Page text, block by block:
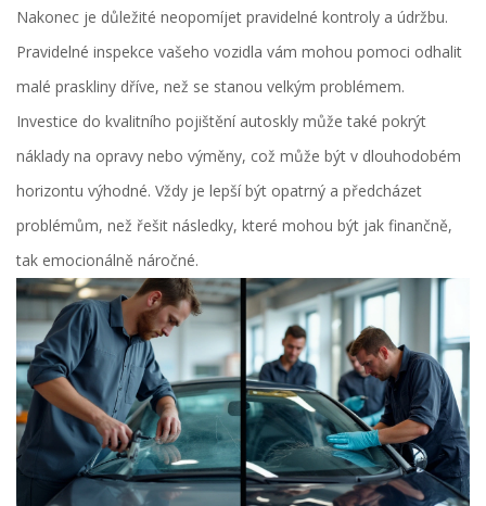
Nakonec je důležité neopomíjet pravidelné kontroly a údržbu.
Pravidelné inspekce vašeho vozidla vám mohou pomoci odhalit
malé praskliny dříve, než se stanou velkým problémem.
Investice do kvalitního pojištění autoskly může také pokrýt
náklady na opravy nebo výměny, což může být v dlouhodobém
horizontu výhodné. Vždy je lepší být opatrný a předcházet
problémům, než řešit následky, které mohou být jak finančně,
tak emocionálně náročné.